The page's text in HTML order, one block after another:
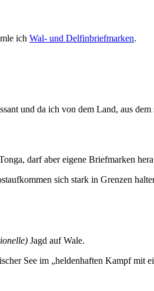
ich Wal- und Delfinbriefmarken.
und da ich von dem Land, aus
darf aber eigene Briefmarken
sich stark in Grenzen
Jagd auf Wale.
See im „heldenhaften Kampf